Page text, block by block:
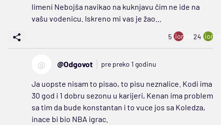
limeni Nebojša navikao na kuknjavu čim ne ide na
vašu vodenicu. Iskreno mi vas je žao...
5 ion:minus
24
@ @Odgovot pre preko 1 godinu
Ja uopste nisam to pisao, to pisu neznalice. Kodi ima
30 god i 1 dobru sezonu u karijeri, Kenan ima problem
sa tim da bude konstantan i to vuce jos sa Koledza,
inace bi bio NBA igrac.